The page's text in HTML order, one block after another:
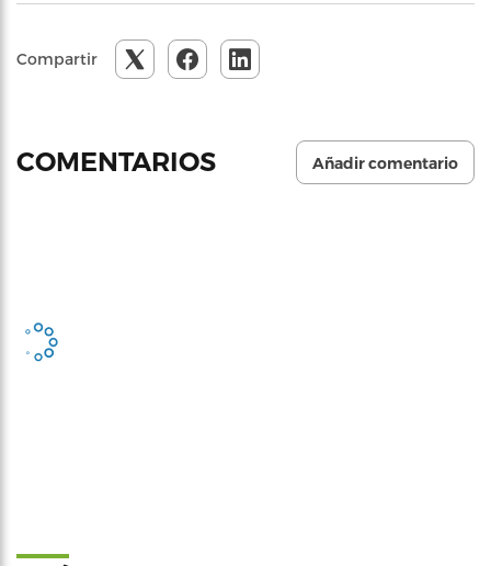
Compartir
COMENTARIOS Añadir comentario